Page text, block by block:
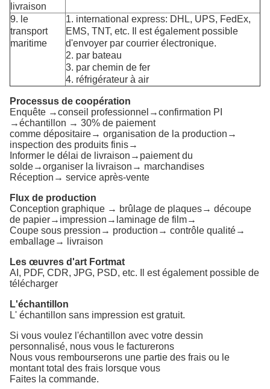
livraison
9. le
transport
maritime
1. international express: DHL, UPS, FedEx,
EMS, TNT, etc. Il est également possible
d'envoyer par courrier électronique.
2. par bateau
3. par chemin de fer
4. réfrigérateur à air
Processus de coopération
Enquête →conseil professionnel→confirmation PI
→échantillon → 30% de paiement
comme dépositaire→ organisation de la production→
inspection des produits finis→
Informer le délai de livraison→paiement du
solde→organiser la livraison→ marchandises
Réception→ service après-vente
Flux de production
Conception graphique → brûlage de plaques→ découpe
de papier→impression→laminage de film→
Coupe sous pression→ production→ contrôle qualité→
emballage→ livraison
Les œuvres d'art Fortmat
AI, PDF, CDR, JPG, PSD, etc. Il est également possible de
télécharger
L'échantillon
L' échantillon sans impression est gratuit.
Si vous voulez l'échantillon avec votre dessin
personnalisé, nous vous le facturerons
Nous vous rembourserons une partie des frais ou le
montant total des frais lorsque vous
Faites la commande.